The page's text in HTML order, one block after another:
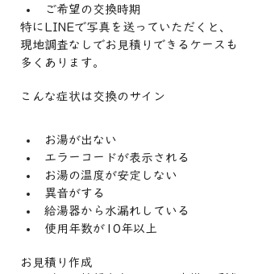
ご希望の交換時期
特にLINEで写真を送っていただくと、
現地調査なしでお見積りできるケースも
多くあります。
こんな症状は交換のサイン
お湯が出ない
エラーコードが表示される
お湯の温度が安定しない
異音がする
給湯器から水漏れしている
使用年数が10年以上
お見積り作成